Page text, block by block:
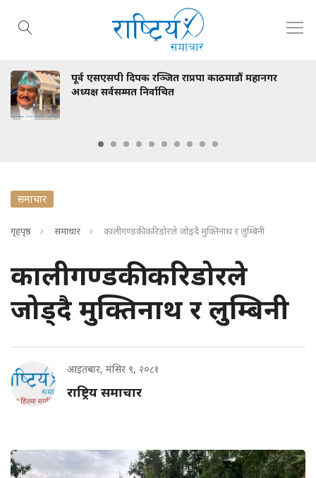
दिपक रञ्जित राप्रपा काठमाडौं महानगर
सर्वसम्मत निर्वाचित
समाचार
गृहपृष्ठ समाचार कालीगण्डकी करिडोरले जोड्दै मुक्तिनाथ र लुम्बिनी
कालीगण्डकी करिडोरले
जोड्दै मुक्तिनाथ र लुम्बिनी
आइतबार, मंसिर ९, २०८१
राष्ट्रिय समाचार